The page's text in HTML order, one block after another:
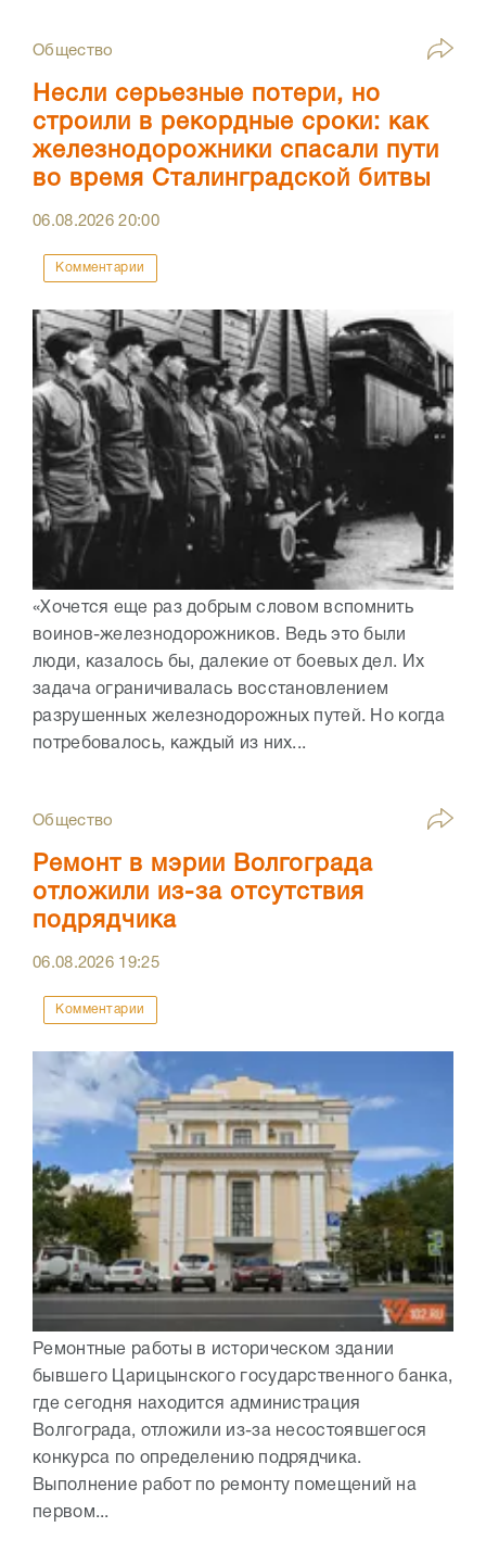
Общество
Несли серьезные потери, но
строили в рекордные сроки: как
железнодорожники спасали пути
во время Сталинградской битвы
06.08.202620:00
Комментарии
«Хочется еще раз добрым словом вспомнить
воинов-железнодорожников. Ведь это были
люди, казалось бы, далекие от боевых дел. Их
задача ограничивалась восстановлением
разрушенных железнодорожных путей. Но когда
потребовалось, каждый из них...
Общество
Ремонт в мэрии Волгограда
отложили из-за отсутствия
подрядчика
06.08.2026 19:25
Комментарии
Ремонтные работы в историческом здании
бывшего Царицынского государственного банка,
где сегодня находится администрация
Волгограда, отложили из-за несостоявшегося
конкурса по определению подрядчика.
Выполнение работ по ремонту помещений на
первом...